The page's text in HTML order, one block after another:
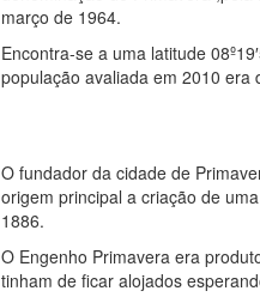
março de 1964.
Encontra-se a uma latitude
população avaliada em 2010 era
O fundador da cidade de
origem principal a criação de
1886.
O Engenho Primavera era
tinham de ficar alojados